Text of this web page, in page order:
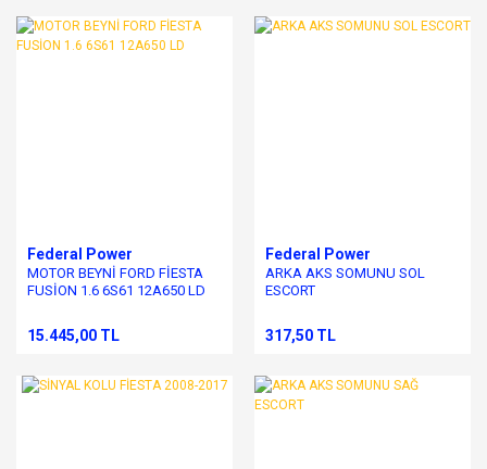
Federal Power
MOTOR BEYNİ FORD FİESTA
FUSİON 1.6 6S61 12A650 LD
15.445,00 TL
Federal Power
ARKA AKS SOMUNU SOL
ESCORT
317,50 TL